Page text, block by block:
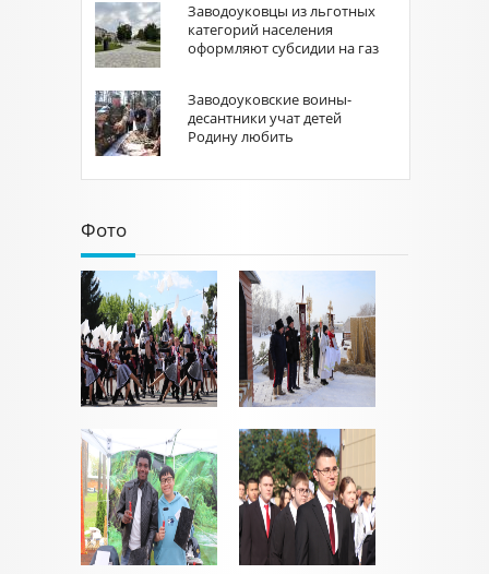
Заводоуковцы из льготных
категорий населения
оформляют субсидии на газ
Заводоуковские воины-
десантники учат детей
Родину любить
Фото